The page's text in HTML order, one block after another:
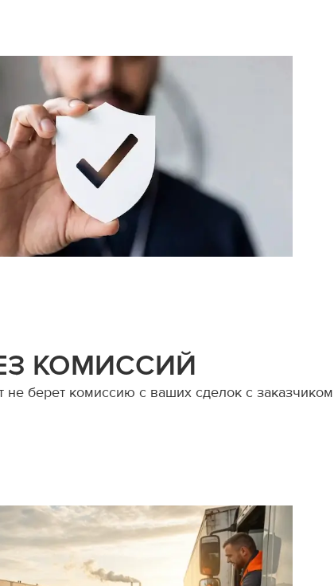
КОМИССИЙ
не берет комиссию с ваших сделок с заказчиком